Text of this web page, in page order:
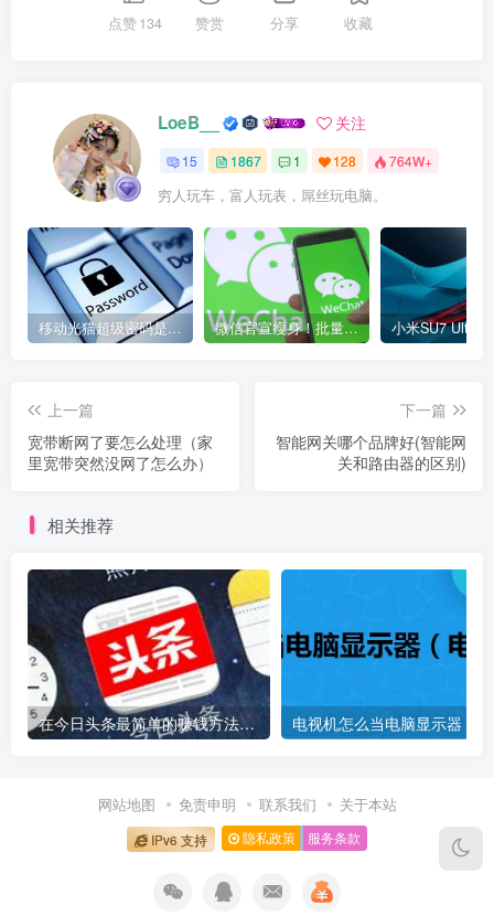
点赞134 赞赏 分享 收藏
LoeB__ 关注
15 1867 1 128 764W+
穷人玩车，富人玩表，屌丝玩电脑。
移动光猫超级密码是多少？移动光猫超级管理员后台账号与密码 微信官宣瘦身！批量清理原图新功能来了 安卓、iOS均可使用
上一篇
宽带断网了要怎么处理（家
里宽带突然没网了怎么办）
下一篇
智能网关哪个品牌好(智能网
关和路由器的区别)
相关推荐
在今日头条最简单的赚钱方法是什么？抄书写作8天收益1400多元！
网站地图 免责申明 联系我们 关于本站
IPv6 支持 隐私政策 服务条款